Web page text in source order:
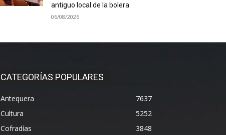
antiguo local de la bolera
06/08/2026
CATEGORÍAS POPULARES
Antequera
7637
Cultura
5252
Cofradías
3848